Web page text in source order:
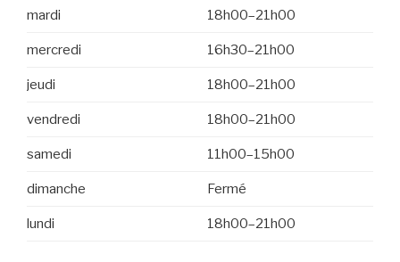
mardi 18h00–21h00
mercredi 16h30–21h00
jeudi 18h00–21h00
vendredi 18h00–21h00
samedi 11h00–15h00
dimanche Fermé
lundi 18h00–21h00